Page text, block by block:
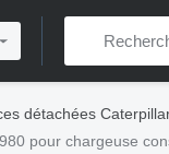
détachées
pour chargeuse